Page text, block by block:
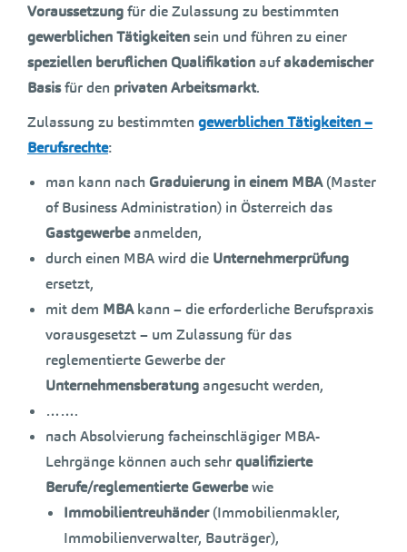
Voraussetzungfür die Zulassung zu bestimmten
gewerblichen Tätigkeitensein und führen zu einer
speziellen beruflichen Qualifikationaufakademischer
Basisfür den privaten Arbeitsmarkt.
Zulassung zu bestimmten gewerblichen Tätigkeiten –
Berufsrechte:
man kann nach Graduierung in einem MBA(Master
of Business Administration) in Österreich das
Gastgewerbeanmelden,
durch einen MBA wird die Unternehmerprüfung
ersetzt,
mit dem MBAkann – die erforderliche Berufspraxis
vorausgesetzt – um Zulassung für das
reglementierte Gewerbe der
Unternehmensberatungangesucht werden,
…….
nach Absolvierung facheinschlägiger MBA-
Lehrgänge können auch sehrqualifizierte
Berufe/reglementierte Gewerbewie
Immobilientreuhänder(Immobilienmakler,
Immobilienverwalter, Bauträger),